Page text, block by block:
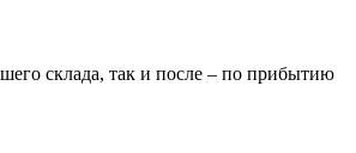
склада, так и после – по прибытию